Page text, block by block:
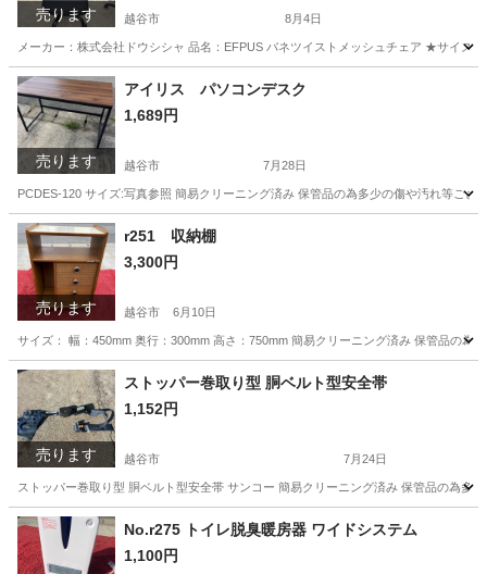
売ります 越谷市 8月4日
メーカー：株式会社ドウシシャ 品名：EFPUS バネツイストメッシュチェア ★サイズ
埼玉 越谷市 椅子 杉戸町
売ります
アイリス パソコンデスク
1,689円
越谷市 7月28日
PCDES-120 サイズ:写真参照 簡易クリーニング済み 保管品の為多少の傷や汚れ等ご
埼玉 越谷市 オフィス用家具
売ります
r251 収納棚
3,300円
越谷市 6月10日
サイズ： 幅：450mm 奥行：300mm 高さ：750mm 簡易クリーニング済み 保管品の
埼玉 越谷市 収納家具 杉戸町
売ります
ストッパー巻取り型 胴ベルト型安全帯
1,152円
越谷市 7月24日
ストッパー巻取り型 胴ベルト型安全帯 サンコー 簡易クリーニング済み 保管品の為
埼玉 越谷市 安全帯
No.r275 トイレ脱臭暖房器 ワイドシステム
1,100円